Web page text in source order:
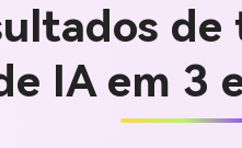
de
IA em 3